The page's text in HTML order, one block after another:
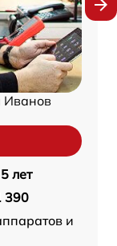
Иванов
5 лет
390
и